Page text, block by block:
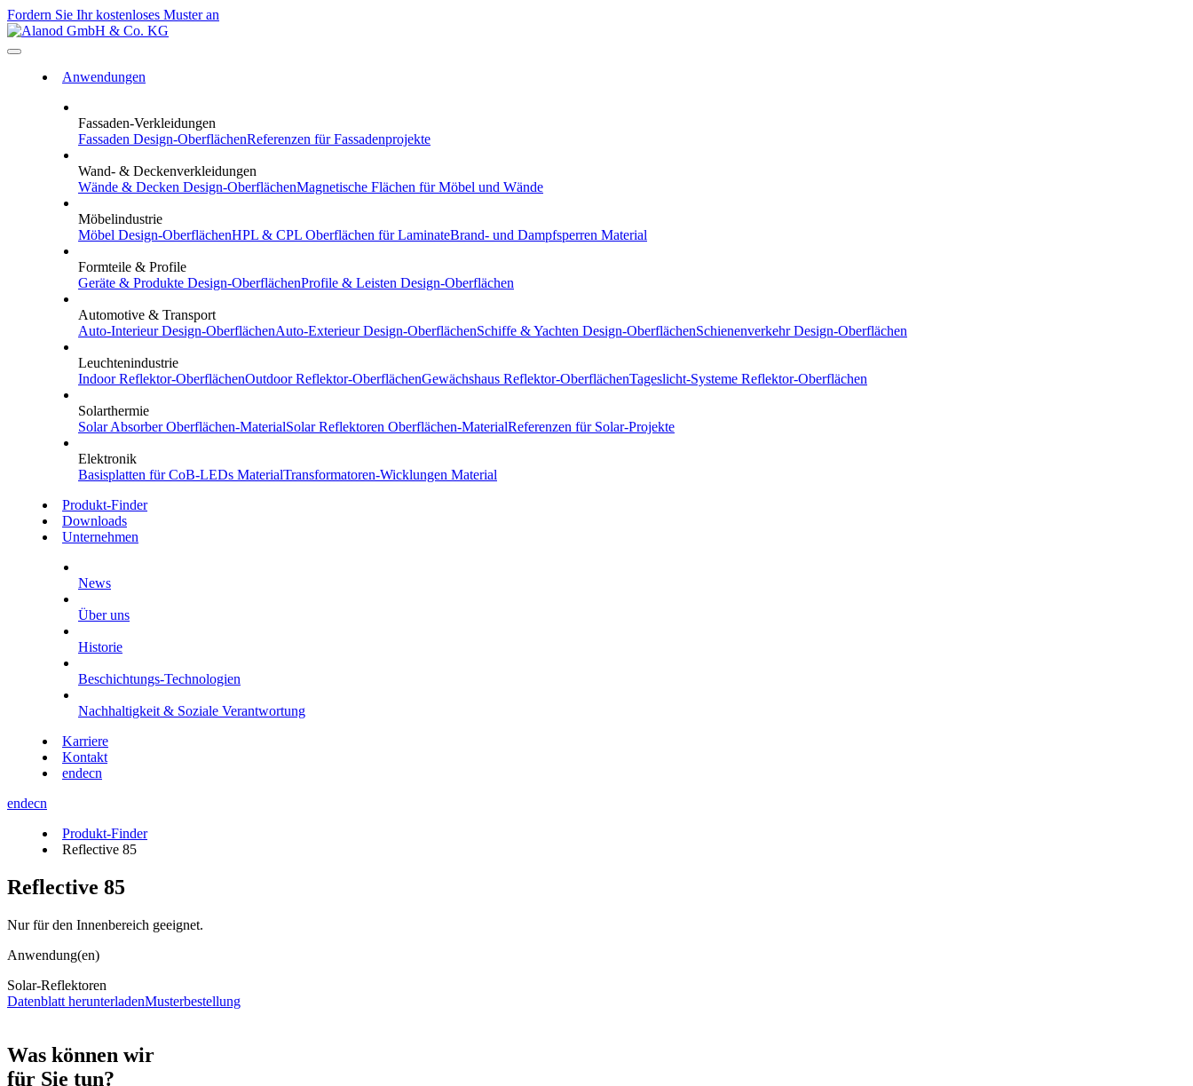
Fordern Sie Ihr kostenloses Muster an
Anwendungen
Fassaden-Verkleidungen
Fassaden Design-OberflächenReferenzen für Fassadenprojekte
Wand- & Deckenverkleidungen
Wände & Decken Design-OberflächenMagnetische Flächen für Möbel und Wände
Möbelindustrie
Möbel Design-OberflächenHPL & CPL Oberflächen für LaminateBrand- und Dampfsperren Material
Formteile & Profile
Geräte & Produkte Design-OberflächenProfile & Leisten Design-Oberflächen
Automotive & Transport
Auto-InterieurDesign-OberflächenAuto-ExterieurDesign-OberflächenSchiffe & Yachten Design-OberflächenSchienenverkehrDesign-Oberflächen
Leuchtenindustrie
IndoorReflektor-OberflächenOutdoorReflektor-OberflächenGewächshaus Reflektor-OberflächenTageslicht-Systeme Reflektor-Oberflächen
Solarthermie
Solar AbsorberOberflächen-MaterialSolar Reflektoren Oberflächen-MaterialReferenzen für Solar-Projekte
Elektronik
Basisplatten für CoB-LEDs MaterialTransformatoren-Wicklungen Material
Produkt-Finder
Downloads
Unternehmen
News
Über uns
Historie
Beschichtungs-Technologien
Nachhaltigkeit & Soziale Verantwortung
Karriere
Kontakt
endecn
endecn
Produkt-Finder
Reflective 85
Reflective 85
Nur für den Innenbereich geeignet.
Anwendung(en)
Solar-Reflektoren
Datenblatt herunterladenMusterbestellung
Was können wir
für Sie tun?